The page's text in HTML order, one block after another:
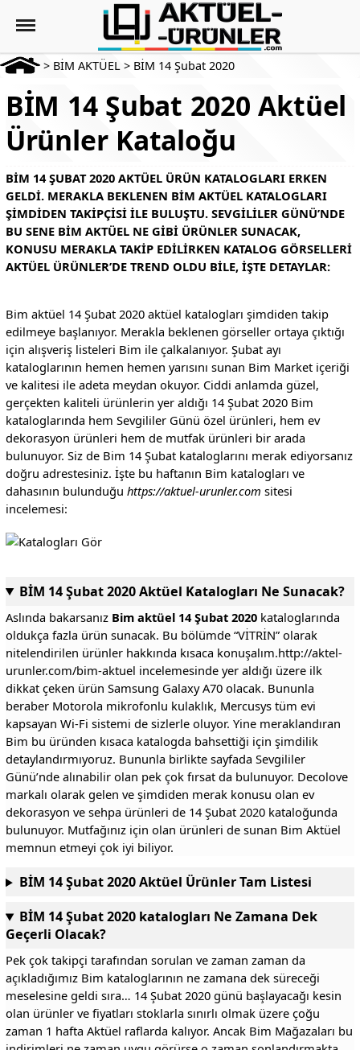
> BİM AKTÜEL > BİM 14 Şubat 2020
BİM 14 Şubat 2020 Aktüel
Ürünler Kataloğu
BIM 14 ŞUBAT 2020 AKTÜEL ÜRÜN KATALOGLARI ERKEN
GELDI. MERAKLA BEKLENEN BIM AKTÜEL KATALOGLARI
ŞIMDIDEN TAKIPÇISI ILE BULUŞTU. SEVGILILER GÜNÜ’NDE
BU SENE BIM AKTÜEL NE GIBI ÜRÜNLER SUNACAK,
KONUSU MERAKLA TAKIP EDILIRKEN KATALOG GÖRSELLERI
AKTÜEL ÜRÜNLER’DE TREND OLDU BILE, IŞTE DETAYLAR:
Bim aktüel 14 Şubat 2020 aktüel katalogları şimdiden takip
edilmeye başlanıyor. Merakla beklenen görseller ortaya çıktığı
için alışveriş listeleri Bim ile çalkalanıyor. Şubat ayı
kataloglarının hemen hemen yarısını sunan Bim Market içeriği
ve kalitesi ile adeta meydan okuyor. Ciddi anlamda güzel,
gerçekten kaliteli ürünlerin yer aldığı 14 Şubat 2020 Bim
kataloglarında hem Sevgililer Günü özel ürünleri, hem ev
dekorasyon ürünleri hem de mutfak ürünleri bir arada
bulunuyor. Siz de Bim 14 Şubat kataloglarını merak ediyorsanız
doğru adrestesiniz. İşte bu haftanın Bim katalogları ve
dahasının bulunduğu https://aktuel-urunler.com sitesi
incelemesi:
BİM 14 Şubat 2020 Aktüel Katalogları Ne Sunacak?
Aslında bakarsanız Bim aktüel 14 Şubat 2020kataloglarında
oldukça fazla ürün sunacak. Bu bölümde “VİTRİN” olarak
nitelendirilen ürünler hakkında kısaca konuşalım.http://aktel-
urunler.com/bim-aktuel incelemesinde yer aldığı üzere ilk
dikkat çeken ürün Samsung Galaxy A70 olacak. Bununla
beraber Motorola mikrofonlu kulaklık, Mercusys tüm evi
kapsayan Wi-Fi sistemi de sizlerle oluyor. Yine meraklandıran
Bim bu üründen kısaca katalogda bahsettiği için şimdilik
detaylandırmıyoruz. Bununla birlikte sayfada Sevgililer
Günü’nde alınabilir olan pek çok fırsat da bulunuyor. Decolove
markalı olarak gelen ve şimdiden merak konusu olan ev
dekorasyon ve sehpa ürünleri de 14 Şubat 2020 kataloğunda
bulunuyor. Mutfağınız için olan ürünleri de sunan Bim Aktüel
memnun etmeyi çok iyi biliyor.
BİM 14 Şubat 2020 Aktüel Ürünler Tam Listesi
BİM 14 Şubat 2020 katalogları Ne Zamana Dek
Geçerli Olacak?
Pek çok takipçi tarafından sorulan ve zaman zaman da
açıkladığımız Bim kataloglarının ne zamana dek süreceği
meselesine geldi sıra… 14 Şubat 2020 günü başlayacağı kesin
olan ürünler ve fiyatları stoklarla sınırlı olmak üzere çoğu
zaman 1 hafta Aktüel raflarda kalıyor. Ancak Bim Mağazaları bu